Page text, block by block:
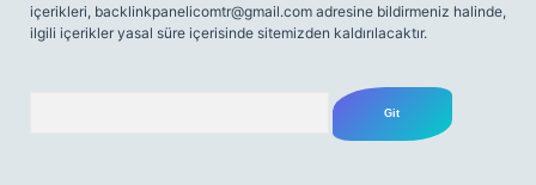
içerikleri, backlinkpanelicomtr@gmail.com adresine bildirmeniz halinde,
ilgili içerikler yasal süre içerisinde sitemizden kaldırılacaktır.